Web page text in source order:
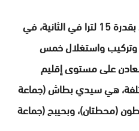
وتندرج هاتان البنيتان المهمتان بقدرة 15 لترا في الثانية، في
وتركيب واستغلال خمس
على مستوى إقليم
هي سيدي بطاش (جماعة
(محطتان)، وبحيبح (جماعة